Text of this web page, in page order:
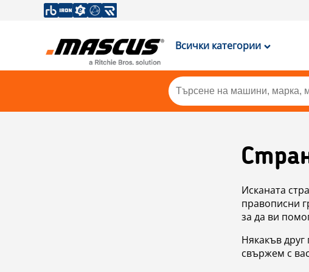
Всички категории
Исканата
правописни
за да ви
Някакъв
свържем с